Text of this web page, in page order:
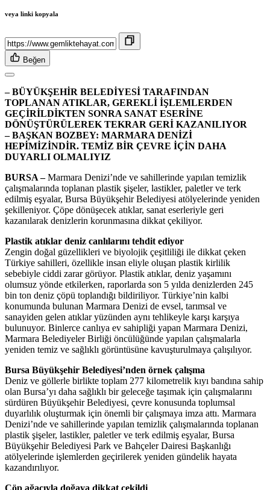
veya linki kopyala
Beğen
– BÜYÜKŞEHİR BELEDİYESİ TARAFINDAN
TOPLANAN ATIKLAR, GEREKLİ İŞLEMLERDEN
GEÇİRİLDİKTEN SONRA SANAT ESERİNE
DÖNÜŞTÜRÜLEREK TEKRAR GERİ KAZANILIYOR
– BAŞKAN BOZBEY: MARMARA DENİZİ
HEPİMİZİNDİR. TEMİZ BİR ÇEVRE İÇİN DAHA
DUYARLI OLMALIYIZ
BURSA –Marmara Denizi’nde ve sahillerinde yapılan temizlik
çalışmalarında toplanan plastik şişeler, lastikler, paletler ve terk
edilmiş eşyalar, Bursa Büyükşehir Belediyesi atölyelerinde yeniden
şekilleniyor. Çöpe dönüşecek atıklar, sanat eserleriyle geri
kazanılarak denizlerin korunmasına dikkat çekiliyor.
Plastik atıklar deniz canlılarını tehdit ediyor
Zengin doğal güzellikleri ve biyolojik çeşitliliği ile dikkat çeken
Türkiye sahilleri, özellikle insan eliyle oluşan plastik kirlilik
sebebiyle ciddi zarar görüyor. Plastik atıklar, deniz yaşamını
olumsuz yönde etkilerken, raporlarda son 5 yılda denizlerden 245
bin ton deniz çöpü toplandığı bildiriliyor. Türkiye’nin kalbi
konumunda bulunan Marmara Denizi de evsel, tarımsal ve
sanayiden gelen atıklar yüzünden aynı tehlikeyle karşı karşıya
bulunuyor. Binlerce canlıya ev sahipliği yapan Marmara Denizi,
Marmara Belediyeler Birliği öncülüğünde yapılan çalışmalarla
yeniden temiz ve sağlıklı görüntüsüne kavuşturulmaya çalışılıyor.
Bursa Büyükşehir Belediyesi’nden örnek çalışma
Deniz ve göllerle birlikte toplam 277 kilometrelik kıyı bandına sahip
olan Bursa’yı daha sağlıklı bir geleceğe taşımak için çalışmalarını
sürdüren Büyükşehir Belediyesi, çevre konusunda toplumsal
duyarlılık oluşturmak için önemli bir çalışmaya imza attı. Marmara
Denizi’nde ve sahillerinde yapılan temizlik çalışmalarında toplanan
plastik şişeler, lastikler, paletler ve terk edilmiş eşyalar, Bursa
Büyükşehir Belediyesi Park ve Bahçeler Dairesi Başkanlığı
atölyelerinde işlemlerden geçirilerek yeniden gündelik hayata
kazandırılıyor.